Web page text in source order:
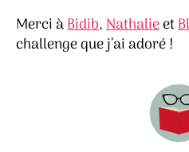
Merci àBidib,Nathalieet
challenge que j’ai adoré !